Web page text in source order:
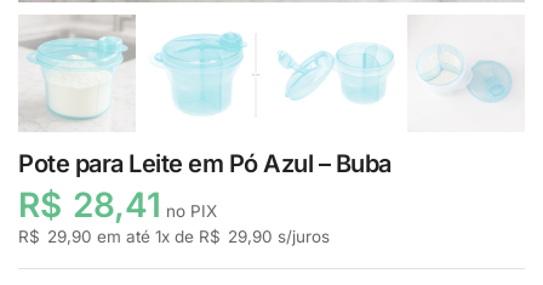
Pote para Leite em Pó Azul – Buba
R$ 28,41 no PIX
R$ 29,90 em até 1x de R$ 29,90 s/juros